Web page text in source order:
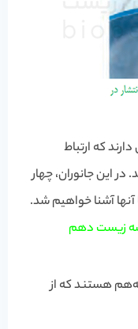
که ارتباط
این جانوران، چهار
آشنا خواهیم شد.
زیست دهم
هستند که از